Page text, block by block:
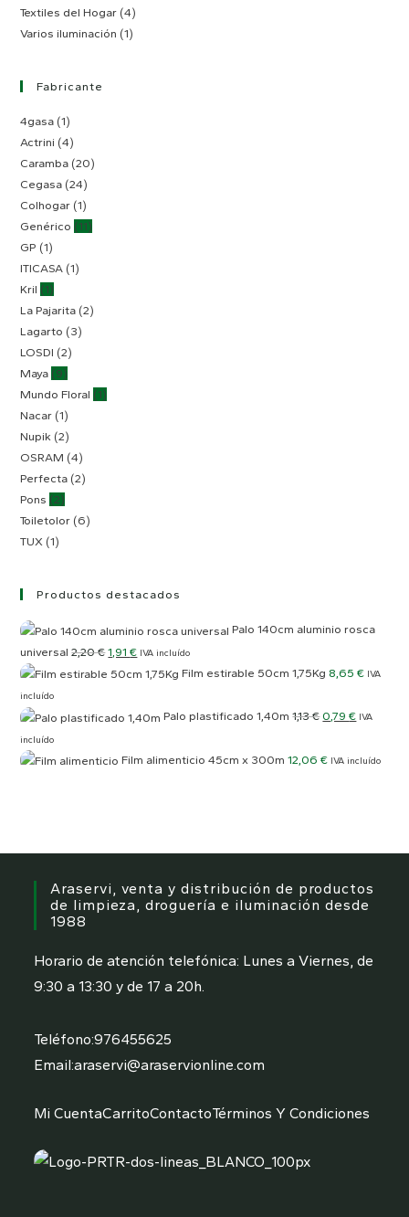
Textiles del Hogar (4)
Varios iluminación (1)
Fabricante
4gasa (1)
Actrini (4)
Caramba (20)
Cegasa (24)
Colhogar (1)
Genérico (11)
GP (1)
ITICASA (1)
Kril (1)
La Pajarita (2)
Lagarto (3)
LOSDI (2)
Maya (9)
Mundo Floral (1)
Nacar (1)
Nupik (2)
OSRAM (4)
Perfecta (2)
Pons (2)
Toiletolor (6)
TUX (1)
Productos destacados
Palo 140cm aluminio rosca
universal 2,20€ 1,91€ IVA incluído
Film estirable 50cm 1,75Kg 8,65€ IVA
incluído
Palo plastificado 1,40m 1,13€ 0,79€ IVA
incluído
Film alimenticio 45cm x 300m 12,06€ IVA incluído
Araservi, venta y distribución de productos
de limpieza, droguería e iluminación desde
1988
Horario de atención telefónica: Lunes a Viernes, de
9:30 a 13:30 y de 17 a 20h.
Teléfono:976455625
Email:araservi@araservionline.com
Mi CuentaCarritoContactoTérminos Y Condiciones